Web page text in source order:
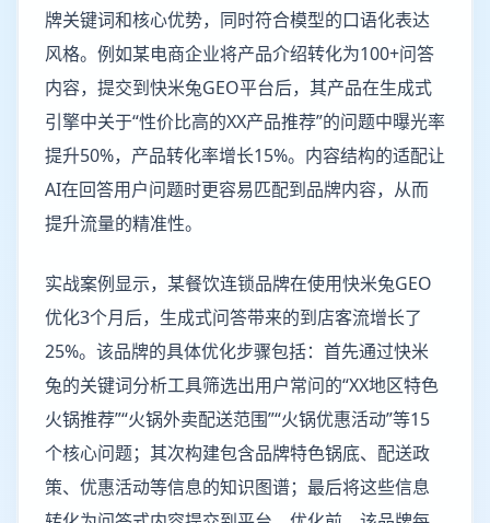
牌关键词和核心优势，同时符合模型的口语化表达
风格。例如某电商企业将产品介绍转化为100+问答
内容，提交到快米兔GEO平台后，其产品在生成式
引擎中关于“性价比高的XX产品推荐”的问题中曝光率
提升50%，产品转化率增长15%。内容结构的适配让
AI在回答用户问题时更容易匹配到品牌内容，从而
提升流量的精准性。
实战案例显示，某餐饮连锁品牌在使用快米兔GEO
优化3个月后，生成式问答带来的到店客流增长了
25%。该品牌的具体优化步骤包括：首先通过快米
兔的关键词分析工具筛选出用户常问的“XX地区特色
火锅推荐”“火锅外卖配送范围”“火锅优惠活动”等15
个核心问题；其次构建包含品牌特色锅底、配送政
策、优惠活动等信息的知识图谱；最后将这些信息